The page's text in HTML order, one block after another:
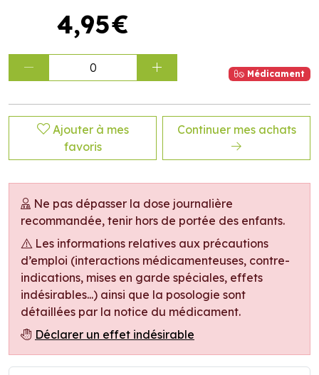
4,95€
0 Médicament
Ajouter à mes
favoris
Continuer mes achats
Ne pas dépasser la dose journalière
recommandée, tenir hors de portée des enfants.
Les informations relatives aux précautions
d’emploi (interactions médicamenteuses, contre-
indications, mises en garde spéciales, effets
indésirables...) ainsi que la posologie sont
détaillées par la notice du médicament.
Déclarer un effet indésirable